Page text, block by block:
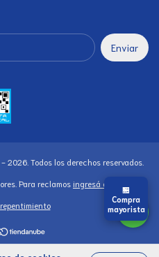
Todos los derechos reservados.
Para reclamos ingresá acá.
🏪
Compra
mayorista